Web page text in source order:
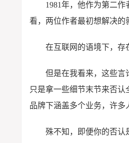
1981年，他作为第二
看，两位作者最初想解决的
在互联网的语境下，存
但是在我看来，这些言
只是拿一些细节末节来否
品牌下涵盖多个业务，许多
殊不知，即便你的否认